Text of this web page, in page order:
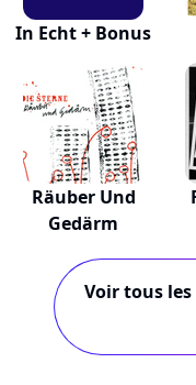
In Echt + Bonus
Räuber Und
Gedärm
Voir tous